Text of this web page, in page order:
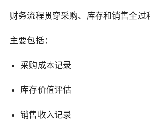
财务流程贯穿采购、库存和销售全过
主要包括：
采购成本记录
库存价值评估
销售收入记录